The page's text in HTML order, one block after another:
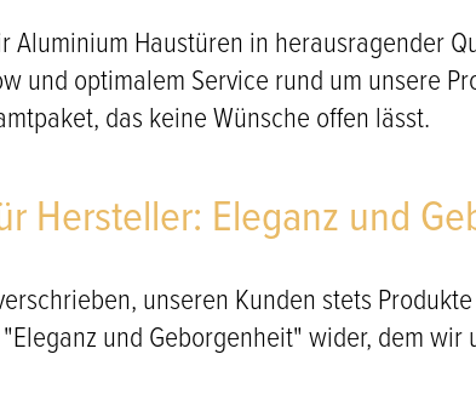
Haustüren in herausragender
und optimalem Service rund um unsere
das keine Wünsche offen lässt.
Hersteller: Eleganz und
unseren Kunden stets
und Geborgenheit" wider, dem